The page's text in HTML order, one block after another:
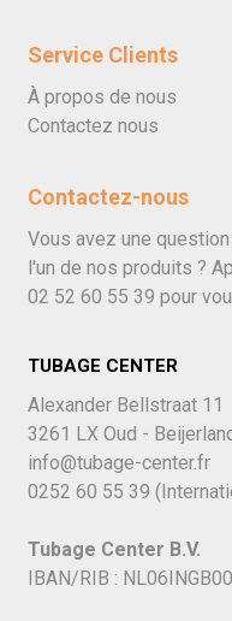
Service Clients
À propos de nous
Contactez nous
Contactez-nous
Vous avez une
l'un de nos produits ?
02 52 60 55 39 pour
TUBAGE CENTER
Alexander Bellstraat 11
3261 LX Oud -
info@tubage-center.fr
0252 60 55 39
Tubage Center B.V.
IBAN/RIB :